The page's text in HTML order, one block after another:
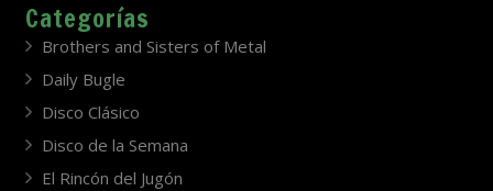
Categorías
Brothers and Sisters of Metal
Daily Bugle
Disco Clásico
Disco de la Semana
El Rincón del Jugón